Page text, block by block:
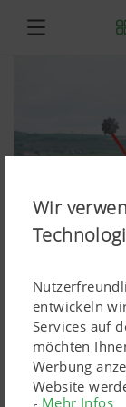
Wir
entwickeln
Services auf
möchten
Werbung
Website
Mehr Infos
VITASEM
MASTER